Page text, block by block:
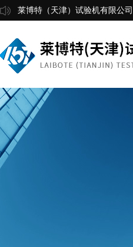
莱博特（天津）试验机有限公司